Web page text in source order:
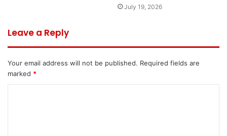
July 19, 2026
Leave a Reply
Your email address will not be published. Required fields are
marked *